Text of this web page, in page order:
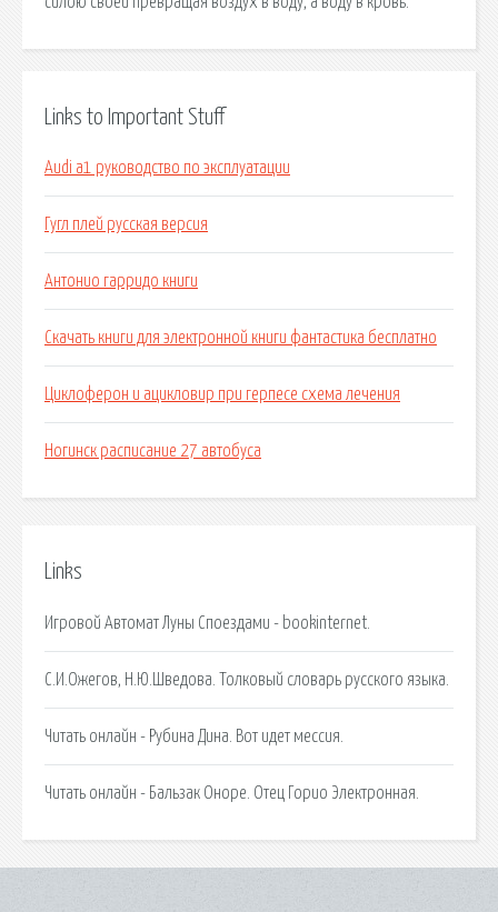
Links to Important Stuff
Audi a1 руководство по эксплуатации
Гугл плей русская версия
Антонио гарридо книги
Скачать книги для электронной книги фантастика бесплатно
Циклоферон и ацикловир при герпесе схема лечения
Ногинск расписание 27 автобуса
Links
Игровой Автомат Луны Споездами - bookinternet.
С.И.Ожегов, Н.Ю.Шведова. Толковый словарь русского языка.
Читать онлайн - Рубина Дина. Вот идeт мессия.
Читать онлайн - Бальзак Оноре. Отец Горио Электронная.